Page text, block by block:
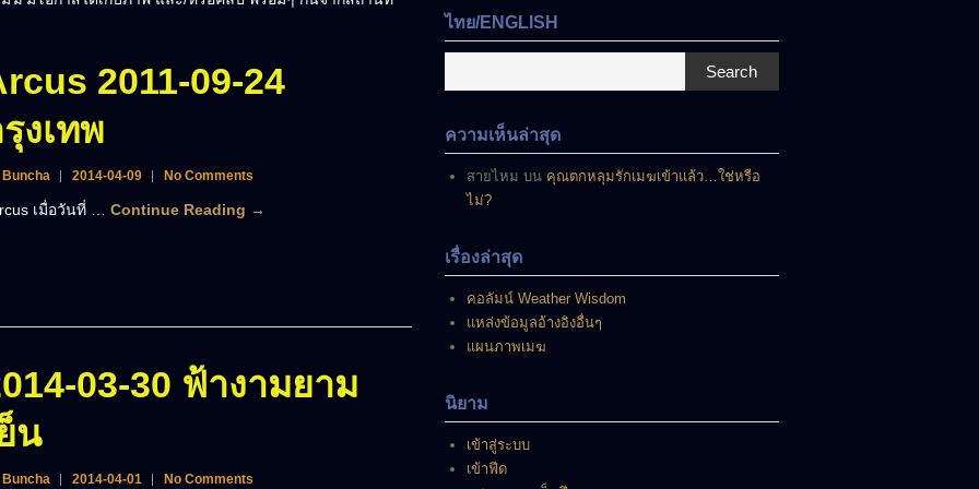
2011-09-24
งเทพ
2014-04-09 No Comments
เมื่อวันที่ … Continue Reading →
03-30 ฟ้างามยาม
น
2014-04-01 No Comments
มี
ไทย/ENGLISH
Search
ความเห็นล่าสุด
สายไหม บน คุณตกหลุมรักเมฆเข้าแล้ว…ใช่หรือ
ไม่?
เรื่องล่าสุด
คอลัมน์ Weather Wisdom
แหล่งข้อมูลอ้างอิงอื่นๆ
แผนภาพเมฆ
นิยาม
เข้าสู่ระบบ
เข้าฟีด